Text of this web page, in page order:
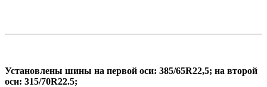
Установлены шины на первой оси: 385/65R22,5; на второй
оси: 315/70R22.5;